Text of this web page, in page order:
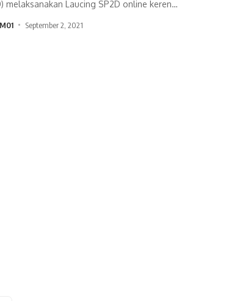
melaksanakan Laucing SP2D online keren…
September 2, 2021